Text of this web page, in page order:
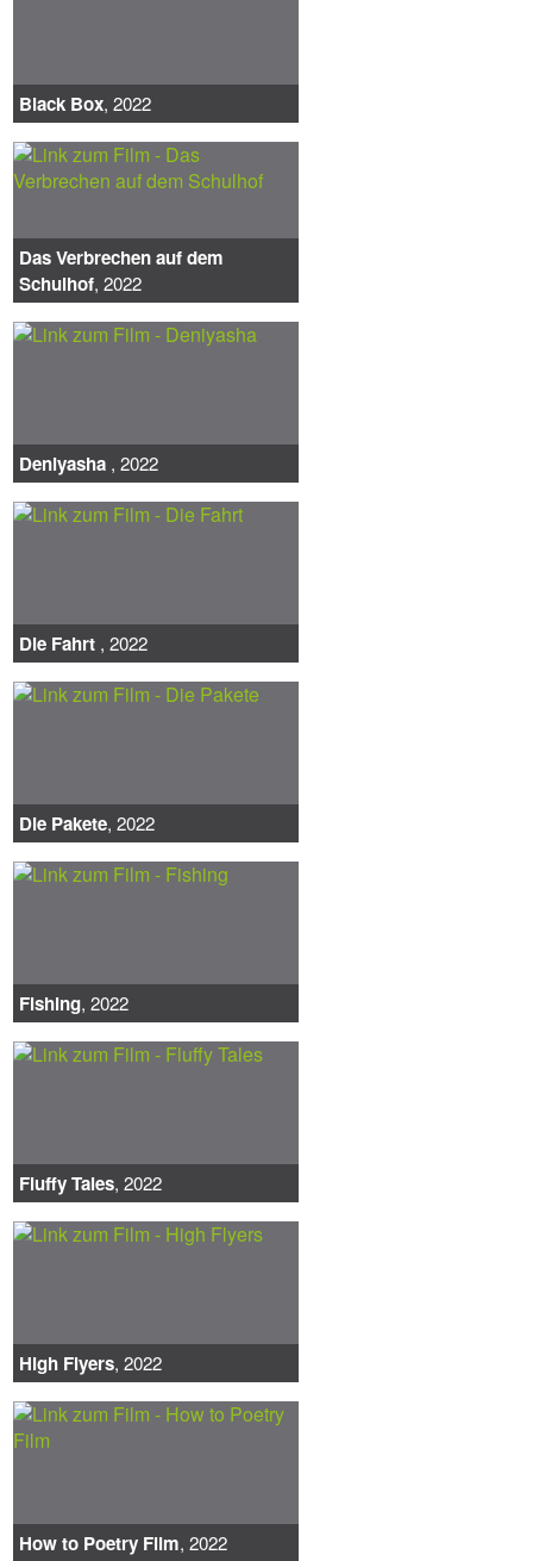
Black Box, 2022
Das Verbrechen auf dem
Schulhof, 2022
Deniyasha , 2022
Die Fahrt , 2022
Die Pakete, 2022
Fishing, 2022
Fluffy Tales, 2022
High Flyers, 2022
How to Poetry Film, 2022